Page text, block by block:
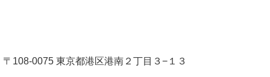
〒108-0075 東京都港区港南２丁目３−１３